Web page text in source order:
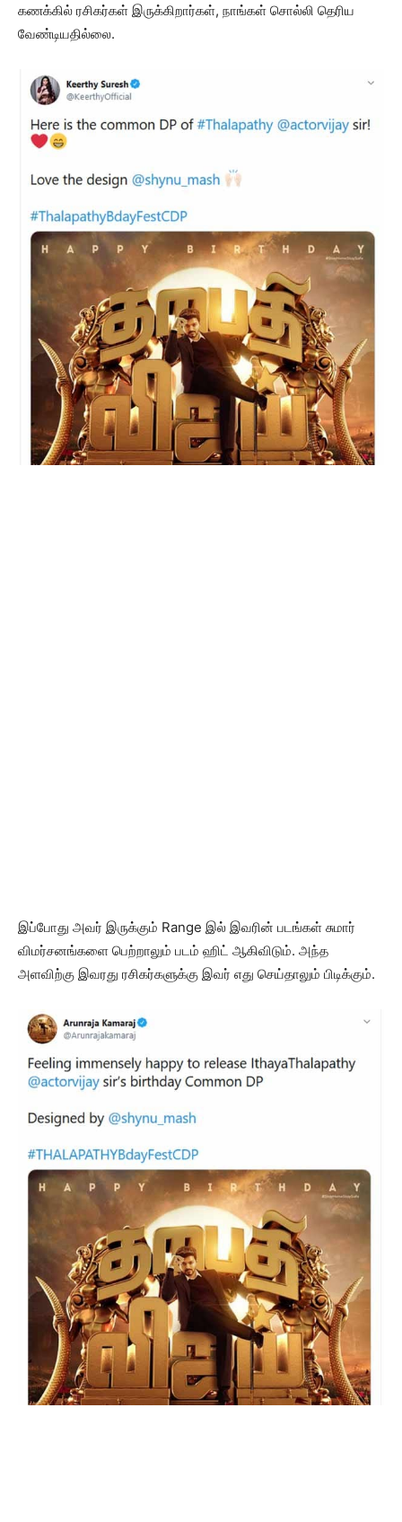
கணக்கில் ரசிகர்கள் இருக்கிறார்கள், நாங்கள் சொல்லி தெரிய
வேண்டியதில்லை.
இப்போது அவர் இருக்கும் Range இல் இவரின் படங்கள் சுமார்
விமர்சனங்களை பெற்றாலும் படம் ஹிட் ஆகிவிடும். அந்த
அளவிற்கு இவரது ரசிகர்களுக்கு இவர் எது செய்தாலும் பிடிக்கும்.